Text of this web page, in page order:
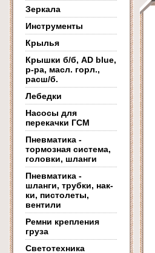
Зеркала
Инструменты
Крылья
Крышки б/б, AD blue,
р-ра, масл. горл.,
расш/б.
Лебедки
Насосы для
перекачки ГСМ
Пневматика -
тормозная система,
головки, шланги
Пневматика -
шланги, трубки, нак-
ки, пистолеты,
вентили
Ремни крепления
груза
Светотехника